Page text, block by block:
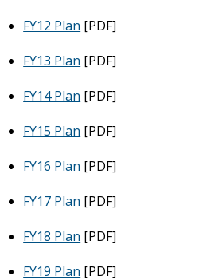
FY12 Plan [PDF]
FY13 Plan [PDF]
FY14 Plan [PDF]
FY15 Plan [PDF]
FY16 Plan [PDF]
FY17 Plan [PDF]
FY18 Plan [PDF]
FY19 Plan [PDF]